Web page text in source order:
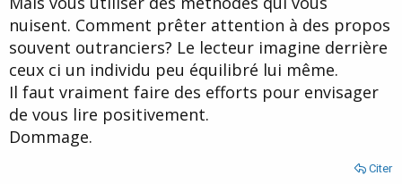
nuisent. Comment prêter attention à des propos
souvent outranciers? Le lecteur imagine derrière
ceux ci un individu peu équilibré lui même.
Il faut vraiment faire des efforts pour envisager
de vous lire positivement.
Dommage.
Citer